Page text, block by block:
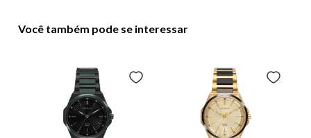
Você também pode se interessar